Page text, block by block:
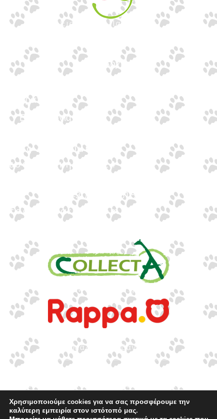
Εισαγωγές Παιχνιδιών
Αρχική
Τράπεζες
Επικοινωνία
Ιωνος Δραγούμη 14
Θεσσαλονίκη · 54624
+30 2310 551560
info@gounaridis.com
www.rappa.gr
Μάλτα & Αλβανία
επιφύλαξη κάθε νόμιμου δικαιώματος.
Χρησιμοποιούμε cookies για να σας προσφέρουμε την
καλύτερη εμπειρία στον ιστότοπό μας.